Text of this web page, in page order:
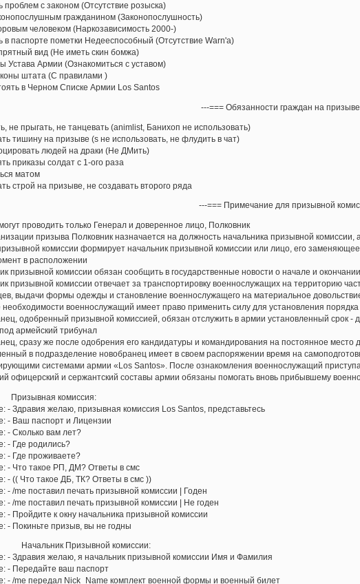
проблем с законом (Отсутствие розыска)
гражданином (Законопослушность)
человеком (Наркозависимость 2000-)
в паспорте пометки Недееспособный (Отсутствие Warn'a)
вид (Не иметь скин бомжа)
Устава Армии (Ознакомиться с уставом)
штата (С правилами )
в Черном Списке Армии Los Santos
Обязанности граждан на призыве
не прыгать, не танцевать (animlist, Банихоп не использовать)
тишину на призыве (s не использовать, не флудить в чат)
людей на драки (Не ДМить)
приказы солдат с 1-ого раза
матом
строй на призыве, не создавать второго ряда
Примечание для призывной комиссии
проводить только Генерал и доверенное лицо, Полковник
призыва Полковник назначается на должность начальника призывной комиссии,
комиссии формирует начальник призывной комиссии или лицо, его
в расположении
призывной комиссии обязан сообщить в государственные новости о начале и
призывной комиссии отвечает за транспортировку военнослужащих на территорию
выдачи формы одежды и становление военнослужащего на материальное
необходимости военнослужащий имеет право применить силу для установления
одобренный призывной комиссией, обязан отслужить в армии установленный срок
армейский трибунал
сразу же после одобрения его кандидатуры и командирования на постоянное место
в подразделение новобранец имеет в своем распоряжении время на
системами армии «Los Santos». После ознакомления военнослужащий
офицерский и сержантский составы армии обязаны помогать вновь прибывшему
комиссия:
- Здравия желаю, призывная комиссия Los Santos, представьтесь
- Ваш паспорт и Лицензии
- Сколько вам лет?
- Где родились?
- Где проживаете?
- Что такое РП, ДМ? Ответы в смс
- (( Что такое ДБ, ТК? Ответы в смс ))
- /me поставил печать призывной комиссии | Годен
- /me поставил печать призывной комиссии | Не годен
- Пройдите к окну начальника призывной комиссии
- Покиньте призыв, вы не годны
Призывной комиссии:
- Здравия желаю, я начальник призывной комиссии Имя и Фамилия
- Передайте ваш паспорт
- /me передал Nick_Name комплект военной формы и военный билет